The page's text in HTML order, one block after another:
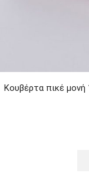
Κουβέρτα πικέ